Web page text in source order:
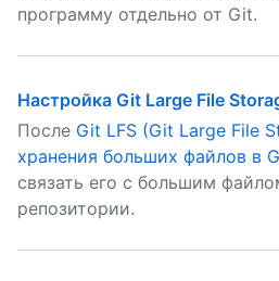
программу отдельно от Git.
Настройка Git Large File
После Git LFS (Git Large File
хранения больших файлов в
связать его с большим
репозитории.